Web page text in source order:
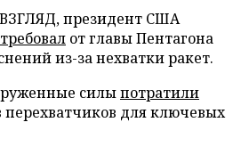
ВЗГЛЯД, президент США
от главы Пентагона
из-за нехватки ракет.
силыпотратили
перехватчиков для ключевых